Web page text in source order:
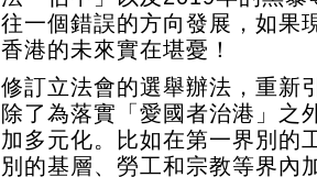
往一個錯誤的方向發展，如果
香港的未來實在堪憂！
修訂立法會的選舉辦法，重新
除了為落實「愛國者治港」之
加多元化。比如在第一界別的
別的基層、勞工和宗教等界內